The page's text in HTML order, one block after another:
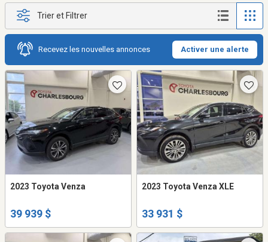
Trier et Filtrer
Recevez les nouvelles annonces Activer une alerte
2023 Toyota Venza
39 939 $
2023 Toyota Venza XLE
33 931 $